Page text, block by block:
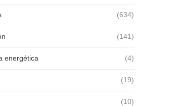
(634)
(141)
energética (4)
(19)
(10)